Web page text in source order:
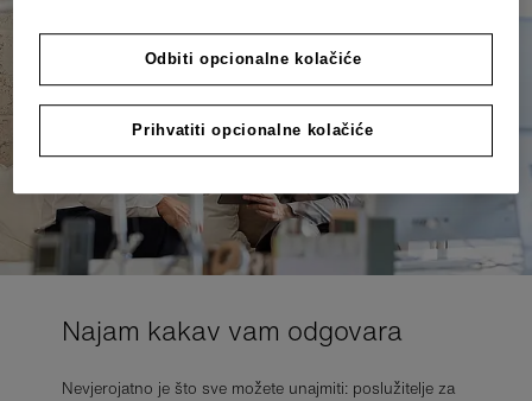
Najam kakav vam odgovara
Nevjerojatno je što sve možete unajmiti: poslužitelje za
Odbiti opcionalne kolačiće
Prihvatiti opcionalne kolačiće